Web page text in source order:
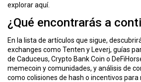
explorar aquí.
¿Qué encontrarás a
En la lista de artículos que sigue,
exchanges como Tenten y Leverj, guías
de Caduceus, Crypto Bank Coin o
memecoin y comunidades, y análisis de
como colisiones de hash o incentivos para